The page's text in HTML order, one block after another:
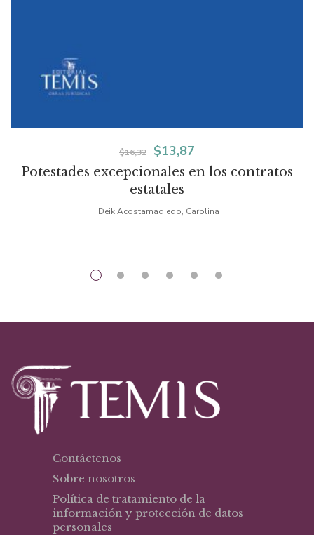
Potestades excepcionales en los contratos
estatales
$16,32
El
precio
$13,87
precio
Deik Acostamadiedo, Carolina
Contáctenos
Sobre nosotros
Política de tratamiento de la
información y protección de datos
personales